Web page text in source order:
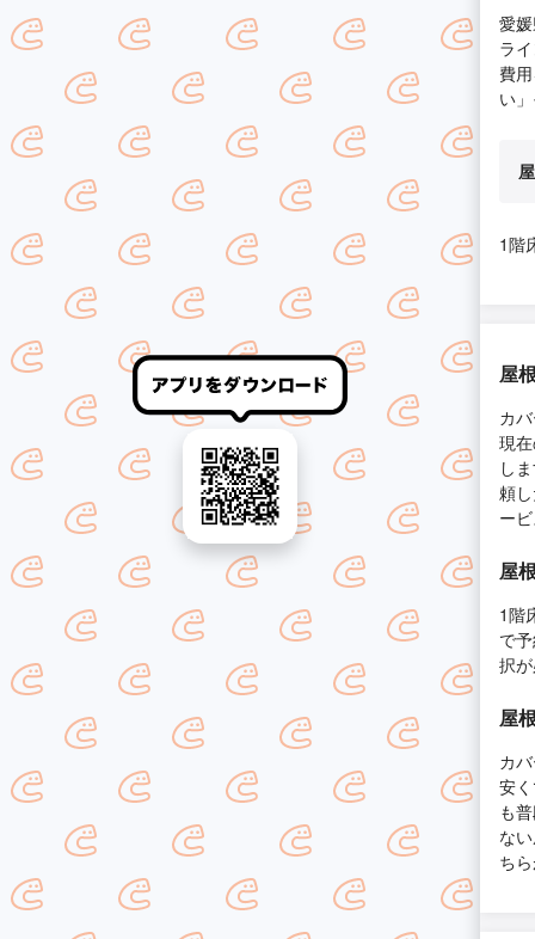
愛
ラ
費
い
1階
屋
カ
現
し
頼
ー
屋
1階
で
択
屋
カ
安
も
な
ち